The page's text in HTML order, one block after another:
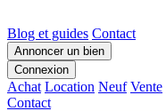
Blog et guides Contact
Annoncer un bien
Connexion
Achat Location Neuf Vente
Contact